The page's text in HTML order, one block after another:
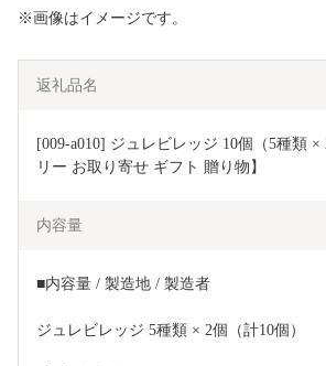
※画像はイメージです。
返礼品名
[009-a010] ジュレビレッジ 10個（5種類
リー お取り寄せ ギフト 贈り物】
内容量
■内容量 / 製造地 / 製造者
ジュレビレッジ 5種類 × 2個（計10個）